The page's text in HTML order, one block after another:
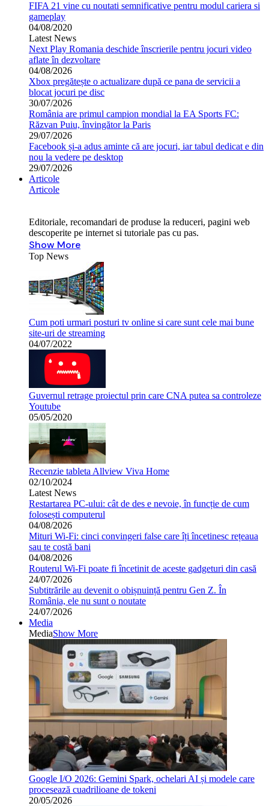
FIFA 21 vine cu noutati semnificative pentru modul cariera si
gameplay
04/08/2020
Latest News
Next Play Romania deschide înscrierile pentru jocuri video
aflate în dezvoltare
04/08/2026
Xbox pregătește o actualizare după ce pana de servicii a
blocat jocuri pe disc
30/07/2026
România are primul campion mondial la EA Sports FC:
Răzvan Puiu, învingător la Paris
29/07/2026
Facebook și-a adus aminte că are jocuri, iar tabul dedicat e din
nou la vedere pe desktop
29/07/2026
Articole
Articole
Editoriale, recomandari de produse la reduceri, pagini web
descoperite pe internet si tutoriale pas cu pas.
Show More
Top News
Cum poti urmari posturi tv online si care sunt cele mai bune
site-uri de streaming
04/07/2022
Guvernul retrage proiectul prin care CNA putea sa controleze
Youtube
05/05/2020
Recenzie tableta Allview Viva Home
02/10/2024
Latest News
Restartarea PC-ului: cât de des e nevoie, în funcție de cum
folosești computerul
04/08/2026
Mituri Wi-Fi: cinci convingeri false care îți încetinesc rețeaua
sau te costă bani
04/08/2026
Routerul Wi-Fi poate fi încetinit de aceste gadgeturi din casă
24/07/2026
Subtitrările au devenit o obișnuință pentru Gen Z. În
România, ele nu sunt o noutate
24/07/2026
Media
MediaShow More
Google I/O 2026: Gemini Spark, ochelari AI și modele care
procesează cuadrilioane de tokeni
20/05/2026